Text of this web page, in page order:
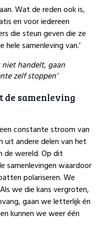
Wat de reden ook is,
en voor iedereen
die steun geven die ze
samenleving van.’
niet handelt, gaan
zelf stoppen’
de samenleving
constante stroom van
uit andere delen van het
de wereld. Op dit
samenlevingen waardoor
polariseren. We
we die kans vergroten,
gaan we letterlijk én
kunnen we weer één